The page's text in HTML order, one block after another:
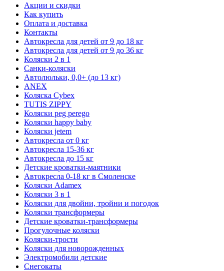
Акции и скидки
Как купить
Оплата и доставка
Контакты
Автокресла для детей от 9 до 18 кг
Автокресла для детей от 9 до 36 кг
Коляски 2 в 1
Санки-коляски
Автолюльки, 0,0+ (до 13 кг)
ANEX
Коляска Cybex
TUTIS ZIPPY
Коляски peg perego
Коляски happy baby
Коляски jetem
Автокресла от 0 кг
Автокресла 15-36 кг
Автокресла до 15 кг
Детские кроватки-маятники
Автокресла 0-18 кг в Смоленске
Коляски Adamex
Коляски 3 в 1
Коляски для двойни, тройни и погодок
Коляски трансформеры
Детские кроватки-трансформеры
Прогулочные коляски
Коляски-трости
Коляски для новорожденных
Электромобили детские
Снегокаты